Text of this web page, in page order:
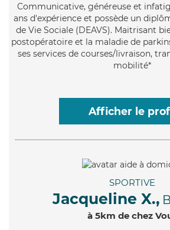
Communicative, généreuse et
ans d'expérience et possède un
de Vie Sociale (DEAVS). Maitrisant
postopératoire et la maladie de
ses services de courses/livraison,
mobilité*
Afficher le
SPORTIVE
Jacqueline X.,
à 5km de chez